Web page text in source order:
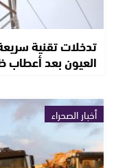
تدخلات تقنية
العيون بعد أعطاب
أخبار الصحراء